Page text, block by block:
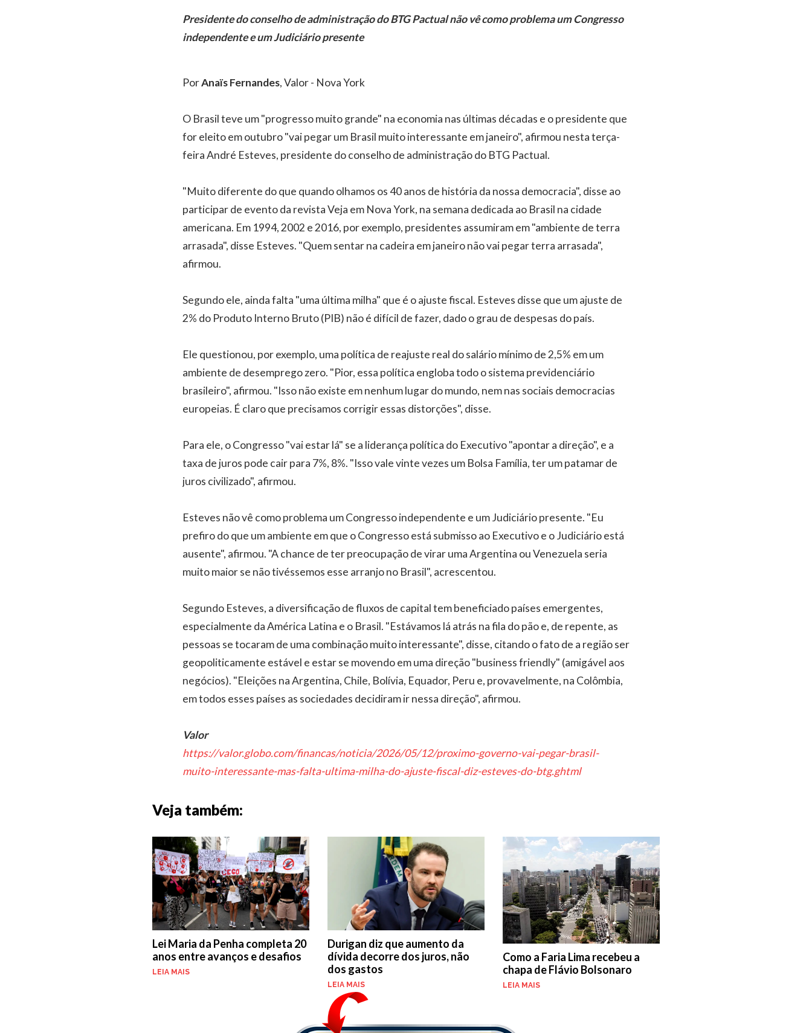
Presidente do conselho de administração do BTG Pactual não vê como problema um Congresso
independente e um Judiciário presente
PorAnaïs Fernandes, Valor - Nova York
O Brasil teve um "progresso muito grande" na economia nas últimas décadas e o presidente que
for eleito em outubro "vai pegar um Brasil muito interessante em janeiro", afirmou nesta terça-
feira André Esteves, presidente do conselho de administração do BTG Pactual.
"Muito diferente do que quando olhamos os 40 anos de história da nossa democracia", disse ao
participar de evento da revista Veja em Nova York, na semana dedicada ao Brasil na cidade
americana. Em 1994, 2002 e 2016, por exemplo, presidentes assumiram em "ambiente de terra
arrasada", disse Esteves. "Quem sentar na cadeira em janeiro não vai pegar terra arrasada",
afirmou.
Segundo ele, ainda falta "uma última milha" que é o ajuste fiscal. Esteves disse que um ajuste de
2% do Produto Interno Bruto (PIB) não é difícil de fazer, dado o grau de despesas do país.
Ele questionou, por exemplo, uma política de reajuste real do salário mínimo de 2,5% em um
ambiente de desemprego zero. "Pior, essa política engloba todo o sistema previdenciário
brasileiro", afirmou. "Isso não existe em nenhum lugar do mundo, nem nas sociais democracias
europeias. É claro que precisamos corrigir essas distorções", disse.
Para ele, o Congresso "vai estar lá" se a liderança política do Executivo "apontar a direção", e a
taxa de juros pode cair para 7%, 8%. "Isso vale vinte vezes um Bolsa Família, ter um patamar de
juros civilizado", afirmou.
Esteves não vê como problema um Congresso independente e um Judiciário presente. "Eu
prefiro do que um ambiente em que o Congresso está submisso ao Executivo e o Judiciário está
ausente", afirmou. "A chance de ter preocupação de virar uma Argentina ou Venezuela seria
muito maior se não tivéssemos esse arranjo no Brasil", acrescentou.
Segundo Esteves, a diversificação de fluxos de capital tem beneficiado países emergentes,
especialmente da América Latina e o Brasil. "Estávamos lá atrás na fila do pão e, de repente, as
pessoas se tocaram de uma combinação muito interessante", disse, citando o fato de a região ser
geopoliticamente estável e estar se movendo em uma direção "business friendly" (amigável aos
negócios). "Eleições na Argentina, Chile, Bolívia, Equador, Peru e, provavelmente, na Colômbia,
em todos esses países as sociedades decidiram ir nessa direção", afirmou.
Valor
https://valor.globo.com/financas/noticia/2026/05/12/proximo-governo-vai-pegar-brasil-
muito-interessante-mas-falta-ultima-milha-do-ajuste-fiscal-diz-esteves-do-btg.ghtml
Veja também:
Lei Maria da Penha completa 20
anos entre avanços e desafios
LEIA MAIS
Durigan diz que aumento da
dívida decorre dos juros, não
dos gastos
LEIA MAIS
Como a Faria Lima recebeu a
chapa de Flávio Bolsonaro
LEIA MAIS